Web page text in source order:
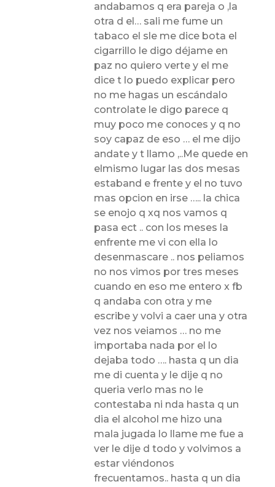
andabamos q era pareja o ,la
otra d el… sali me fume un
tabaco el sle me dice bota el
cigarrillo le digo déjame en
paz no quiero verte y el me
dice t lo puedo explicar pero
no me hagas un escándalo
controlate le digo parece q
muy poco me conoces y q no
soy capaz de eso … el me dijo
andate y t llamo ,..Me quede en
elmismo lugar las dos mesas
estaband e frente y el no tuvo
mas opcion en irse ….. la chica
se enojo q xq nos vamos q
pasa ect .. con los meses la
enfrente me vi con ella lo
desenmascare .. nos peliamos
no nos vimos por tres meses
cuando en eso me entero x fb
q andaba con otra y me
escribe y volvi a caer una y otra
vez nos veiamos … no me
importaba nada por el lo
dejaba todo …. hasta q un dia
me di cuenta y le dije q no
queria verlo mas no le
contestaba ni nda hasta q un
dia el alcohol me hizo una
mala jugada lo llame me fue a
ver le dije d todo y volvimos a
estar viéndonos
frecuentamos.. hasta q un dia